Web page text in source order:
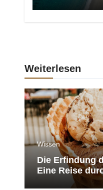
Weiterlesen
Wissen
Die Erfindung
Eine Reise
Geschichte